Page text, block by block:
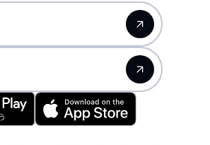
が開きます）
が開きます）